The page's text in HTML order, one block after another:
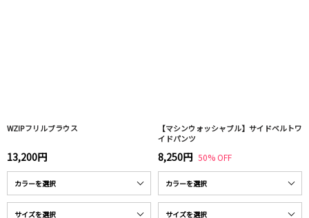
WZIPフリルブラウス
13,200円
【マシンウォッシャブル】サイドベルトワ
イドパンツ
8,250円 50% OFF